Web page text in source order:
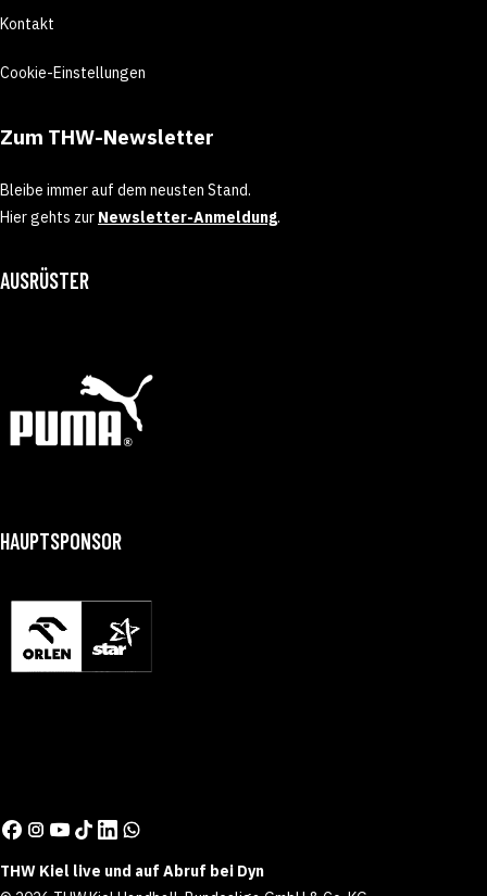
Kontakt
Cookie-Einstellungen
Zum THW-Newsletter
Bleibe immer auf dem neusten Stand.
Hier gehts zur Newsletter-Anmeldung.
AUSRÜSTER
HAUPTSPONSOR
THW Kiel live und auf Abruf bei Dyn